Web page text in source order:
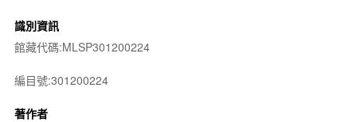
識別資訊
館藏代碼:MLSP301200224
編目號:301200224
著作者